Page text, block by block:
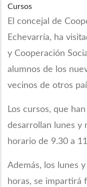
Cursos
El concejal de
Echevarría, ha
y Cooperación
alumnos de los
vecinos de otros
Los cursos, que
desarrollan lunes y
horario de 9.30 a
Además, los lunes
horas, se impartirá